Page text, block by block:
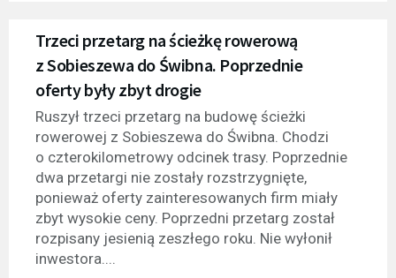
Trzeci przetarg na ścieżkę rowerową
z Sobieszewa do Świbna. Poprzednie
oferty były zbyt drogie
Ruszył trzeci przetarg na budowę ścieżki
rowerowej z Sobieszewa do Świbna. Chodzi
o czterokilometrowy odcinek trasy. Poprzednie
dwa przetargi nie zostały rozstrzygnięte,
ponieważ oferty zainteresowanych firm miały
zbyt wysokie ceny. Poprzedni przetarg został
rozpisany jesienią zeszłego roku. Nie wyłonił
inwestora....